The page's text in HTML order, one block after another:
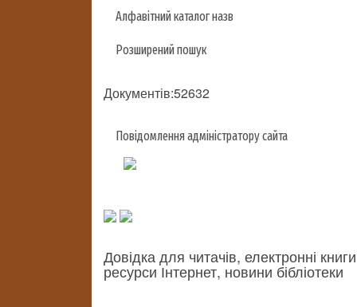
Алфавітний каталог назв
Розширений пошук
Документів:52632
Повідомлення адміністратору сайта
Довідка для читачів, електронні
ресурси Інтернет, новини бібліотеки